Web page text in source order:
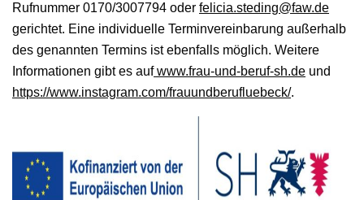
Rufnummer 0170/3007794 oder felicia.steding@faw.de
gerichtet. Eine individuelle Terminvereinbarung außerhalb
des genannten Termins ist ebenfalls möglich. Weitere
Informationen gibt es aufwww.frau-und-beruf-sh.de und
https://www.instagram.com/frauundberufluebeck/.